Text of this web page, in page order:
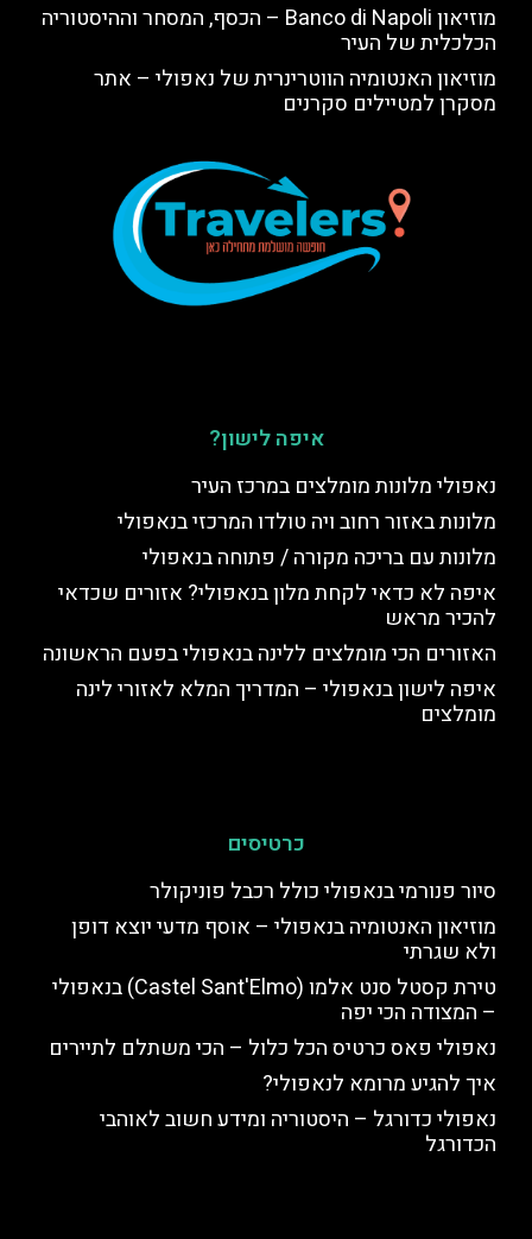
מוזיאון Banco di Napoli – הכסף, המסחר וההיסטוריה
הכלכלית של העיר
מוזיאון האנטומיה הווטרינרית של נאפולי – אתר
מסקרן למטיילים סקרנים
איפה לישון?
נאפולי מלונות מומלצים במרכז העיר
מלונות באזור רחוב ויה טולדו המרכזי בנאפולי
מלונות עם בריכה מקורה / פתוחה בנאפולי
איפה לא כדאי לקחת מלון בנאפולי? אזורים שכדאי
להכיר מראש
האזורים הכי מומלצים ללינה בנאפולי בפעם הראשונה
איפה לישון בנאפולי – המדריך המלא לאזורי לינה
מומלצים
כרטיסים
סיור פנורמי בנאפולי כולל רכבל פוניקולר
מוזיאון האנטומיה בנאפולי – אוסף מדעי יוצא דופן
ולא שגרתי
טירת קסטל סנט אלמו (Castel Sant'Elmo) בנאפולי
– המצודה הכי יפה
נאפולי פאס כרטיס הכל כלול – הכי משתלם לתיירים
איך להגיע מרומא לנאפולי?
נאפולי כדורגל – היסטוריה ומידע חשוב לאוהבי
הכדורגל